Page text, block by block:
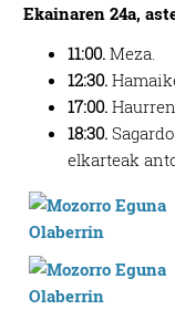
Ekainaren 24a,
11:00. Meza.
12:30.
17:00.
18:30.
elkarteak